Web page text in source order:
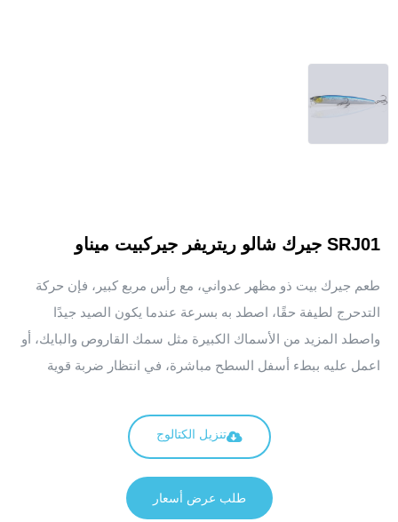
SRJ01 جيرك شالو ريتريفر جيركبيت ميناو
طعم جيرك بيت ذو مظهر عدواني، مع رأس مربع كبير، فإن حركة
التدحرج لطيفة حقًا، اصطد به بسرعة عندما يكون الصيد جيدًا
واصطد المزيد من الأسماك الكبيرة مثل سمك القاروص والبايك، أو
اعمل عليه ببطء أسفل السطح مباشرة، في انتظار ضربة قوية
تنزيل الكتالوج
طلب عرض أسعار